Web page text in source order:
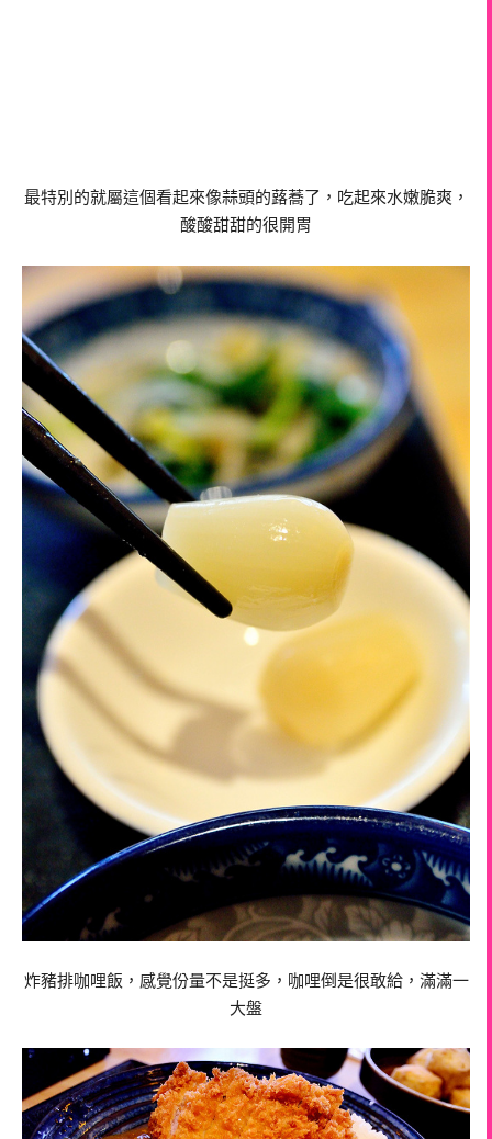
最特別的就屬這個看起來像蒜頭的蕗蕎了，吃起來水嫩脆爽，
酸酸甜甜的很開胃
炸豬排咖哩飯，感覺份量不是挺多，咖哩倒是很敢給，滿滿一
大盤